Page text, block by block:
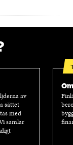
av
sättet
med
samlar